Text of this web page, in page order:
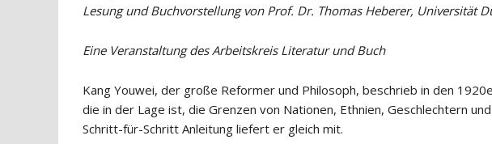
Lesung und Buchvorstellung von Prof. Dr. Thomas Heberer, Universität
Eine Veranstaltung des Arbeitskreis Literatur und Buch
Kang Youwei, der große Reformer und Philosoph, beschrieb in den
die in der Lage ist, die Grenzen von Nationen, Ethnien, Geschlechtern
Schritt-für-Schritt Anleitung liefert er gleich mit.